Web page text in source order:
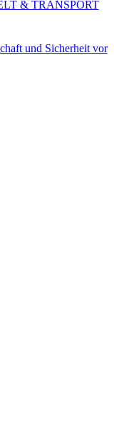
und Sicherheit vor
& TRANSPORT